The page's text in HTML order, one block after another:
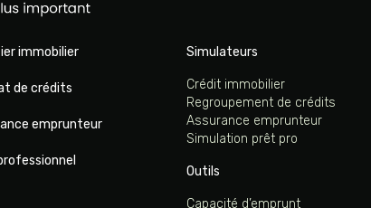
immobilier
de crédits
emprunteur
Simulateurs
Crédit immobilier
Regroupement de crédits
Assurance emprunteur
Simulation prêt pro
Outils
Capacité d’emprunt